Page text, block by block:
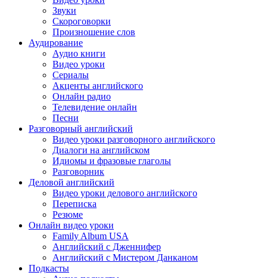
Звуки
Скороговорки
Произношение слов
Аудирование
Аудио книги
Видео уроки
Сериалы
Акценты английского
Онлайн радио
Телевидение онлайн
Песни
Разговорный английский
Видео уроки разговорного английского
Диалоги на английском
Идиомы и фразовые глаголы
Разговорник
Деловой английский
Видео уроки делового английского
Переписка
Резюме
Онлайн видео уроки
Family Album USA
Английский с Дженнифер
Английский с Мистером Данканом
Подкасты